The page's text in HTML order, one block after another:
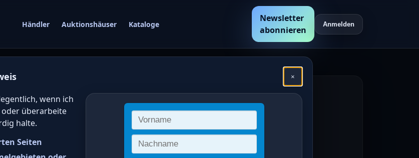
Händler Auktionshäuser Kataloge
Newsletter
abonnieren
Anmelden
×
wenn ich
oder überarbeite
halte.
Seiten
von deutschen
bestimmen /